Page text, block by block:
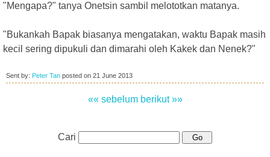
"Mengapa?" tanya Onetsin sambil melototkan matanya.
"Bukankah Bapak biasanya mengatakan, waktu Bapak masih
kecil sering dipukuli dan dimarahi oleh Kakek dan Nenek?"
Sent by: Peter Tan posted on 21 June 2013
«« sebelum berikut »»
Cari